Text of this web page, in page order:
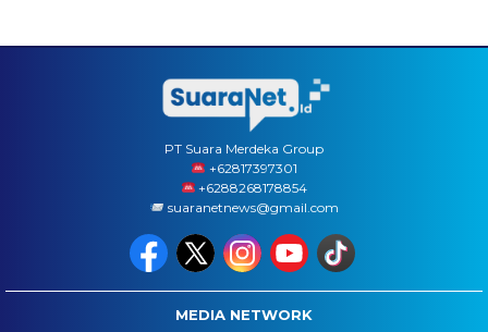
PT Suara Merdeka Group
‪+62817397301
+6288268178854
suaranetnews@gmail.com
MEDIA NETWORK